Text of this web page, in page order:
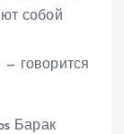
собой
говорится
Барак